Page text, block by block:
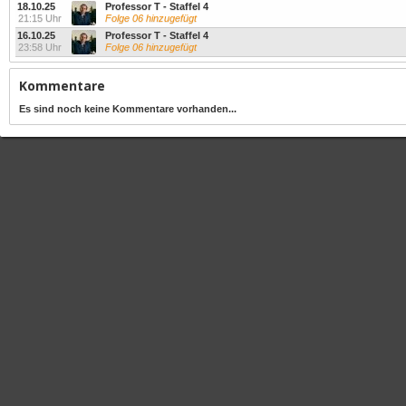
18.10.25
21:15 Uhr
Professor T - Staffel 4
Folge 06 hinzugefügt
16.10.25
23:58 Uhr
Professor T - Staffel 4
Folge 06 hinzugefügt
Kommentare
Es sind noch keine Kommentare vorhanden...